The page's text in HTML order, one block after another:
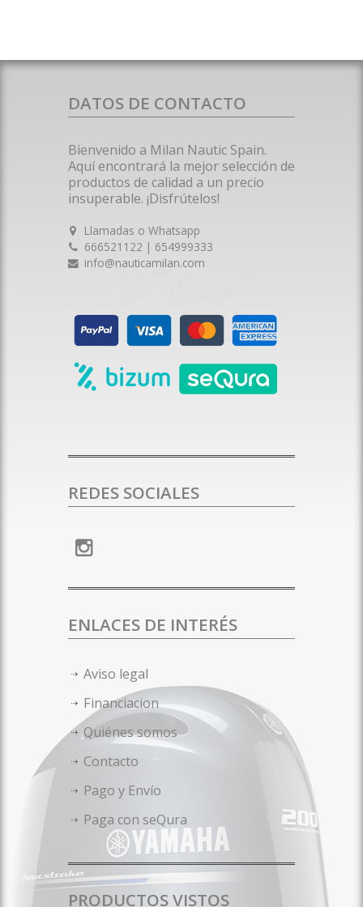
DATOS DE CONTACTO
Bienvenido a Milan Nautic Spain.
Aquí encontrará la mejor selección de
productos de calidad a un precio
insuperable. ¡Disfrútelos!
Llamadas o Whatsapp
666521122 | 654999333
info@nauticamilan.com
REDES SOCIALES
ENLACES DE INTERÉS
Aviso legal
Financiacion
Quiénes somos
Contacto
Pago y Envío
Paga con seQura
PRODUCTOS VISTOS